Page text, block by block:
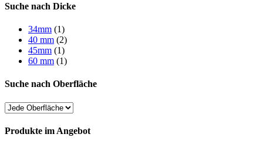
Suche nach Dicke
34mm (1)
40 mm (2)
45mm (1)
60 mm (1)
Suche nach Oberfläche
Produkte im Angebot